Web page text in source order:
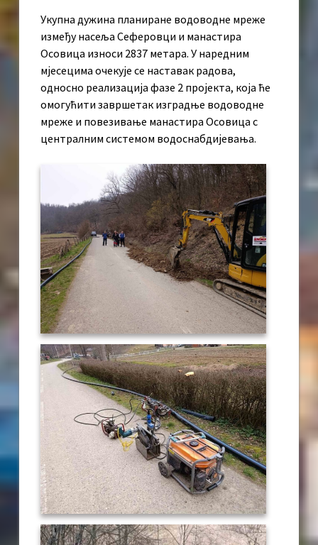
Укупна дужина планиране водоводне мреже
између насеља Сеферовци и манастира
Осовица износи 2837 метара. У наредним
мјесецима очекује се наставак радова,
односно реализација фазе 2 пројекта, која ће
омогућити завршетак изградње водоводне
мреже и повезивање манастира Осовица с
централним системом водоснабдијевања.